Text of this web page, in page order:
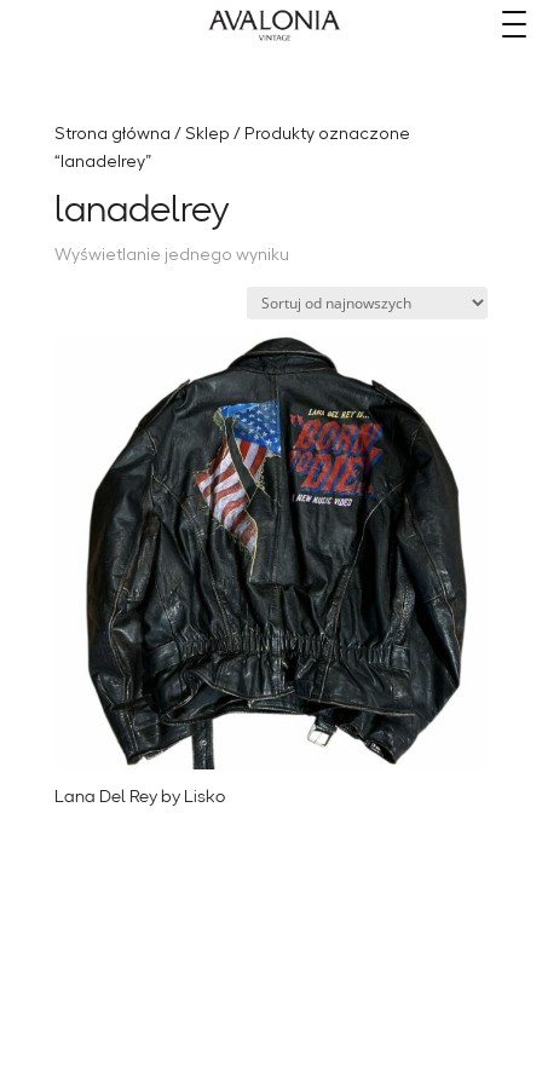
Strona główna / Sklep / Produkty oznaczone
“lanadelrey”
lanadelrey
Wyświetlanie jednego wyniku
Lana Del Rey by Lisko